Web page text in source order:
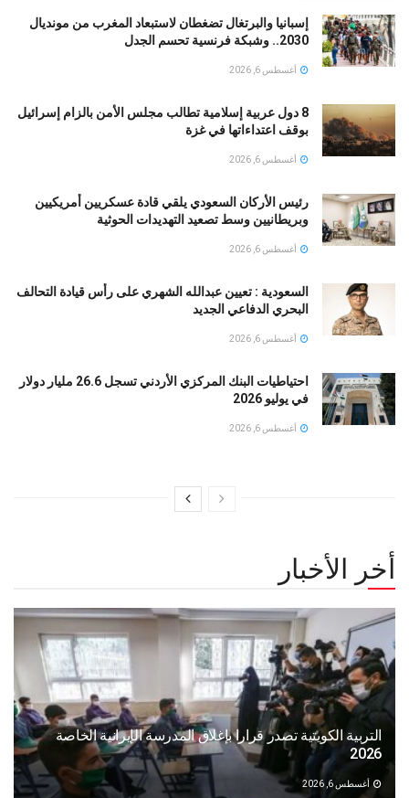
إسبانيا والبرتغال تضغطان لاستبعاد المغرب من مونديال
2030.. وشبكة فرنسية تحسم الجدل
أغسطس 6, 2026
8 دول عربية إسلامية تطالب مجلس الأمن بالزام إسرائيل
بوقف اعتداءاتها في غزة
أغسطس 6, 2026
رئيس الأركان السعودي يلقي قادة عسكريين أمريكيين
وبريطانيين وسط تصعيد التهديدات الحوثية
أغسطس 6, 2026
السعودية : تعيين عبدالله الشهري على رأس قيادة التحالف
البحري الدفاعي الجديد
أغسطس 6, 2026
احتياطيات البنك المركزي الأردني تسجل 26.6 مليار دولار
في يوليو 2026
أغسطس 6, 2026
أخر الأخبار
التربية الكويتية تصدر قرارا بإغلاق المدرسة الإيرانية الخاصة
2026
أغسطس 6, 2026